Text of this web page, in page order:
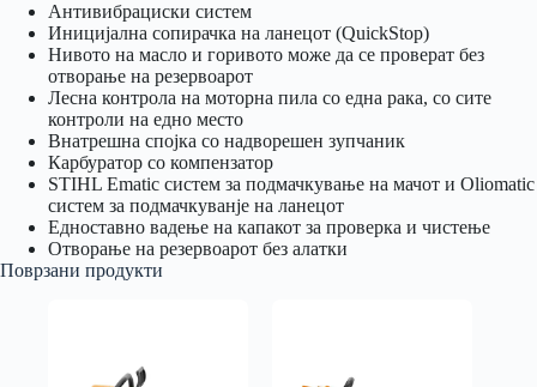
Антивибрациски систем
Иницијална сопирачка на ланецот (QuickStop)
Нивото на масло и горивото може да се проверат без
отворање на резервоарот
Лесна контрола на моторна пила со една рака, со сите
контроли на едно место
Внатрешна спојка со надворешен зупчаник
Карбуратор со компензатор
STIHL Ematic систем за подмачкување на мачот и Oliomatic
систем за подмачкуванје на ланецот
Едноставно вадење на капакот за проверка и чистење
Отворање на резервоарот без алатки
Поврзани продукти